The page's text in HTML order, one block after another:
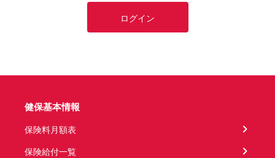
ログイン
健保基本情報
保険料月額表
保険給付一覧